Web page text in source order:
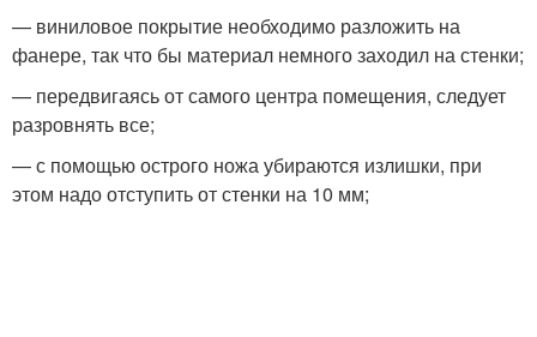
— виниловое покрытие необходимо разложить на
фанере, так что бы материал немного заходил на стенки;
— передвигаясь от самого центра помещения, следует
разровнять все;
— с помощью острого ножа убираются излишки, при
этом надо отступить от стенки на 10 мм;